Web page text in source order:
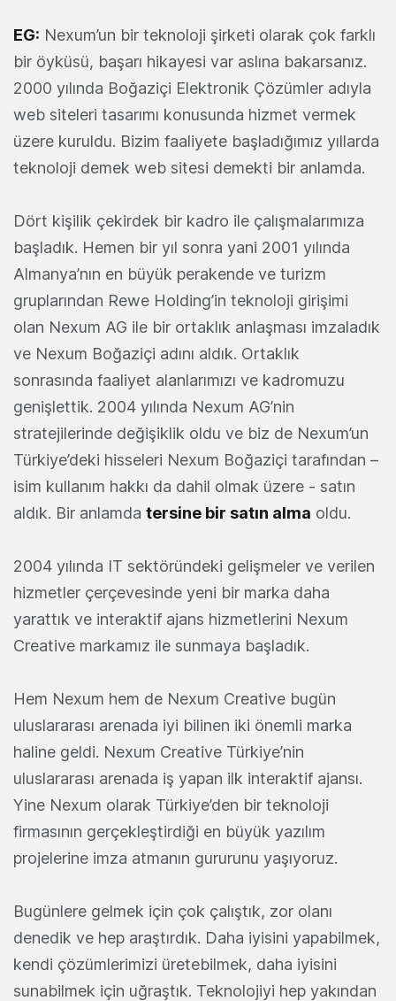
EG: Nexum’un bir teknoloji şirketi olarak çok farklı
bir öyküsü, başarı hikayesi var aslına bakarsanız.
2000 yılında Boğaziçi Elektronik Çözümler adıyla
web siteleri tasarımı konusunda hizmet vermek
üzere kuruldu. Bizim faaliyete başladığımız yıllarda
teknoloji demek web sitesi demekti bir anlamda.
Dört kişilik çekirdek bir kadro ile çalışmalarımıza
başladık. Hemen bir yıl sonra yani 2001 yılında
Almanya’nın en büyük perakende ve turizm
gruplarından Rewe Holding’in teknoloji girişimi
olan Nexum AG ile bir ortaklık anlaşması imzaladık
ve Nexum Boğaziçi adını aldık. Ortaklık
sonrasında faaliyet alanlarımızı ve kadromuzu
genişlettik. 2004 yılında Nexum AG’nin
stratejilerinde değişiklik oldu ve biz de Nexum’un
Türkiye’deki hisseleri Nexum Boğaziçi tarafından –
isim kullanım hakkı da dahil olmak üzere - satın
aldık. Bir anlamda tersine bir satın alma oldu.
2004 yılında IT sektöründeki gelişmeler ve verilen
hizmetler çerçevesinde yeni bir marka daha
yarattık ve interaktif ajans hizmetlerini Nexum
Creative markamız ile sunmaya başladık.
Hem Nexum hem de Nexum Creative bugün
uluslararası arenada iyi bilinen iki önemli marka
haline geldi. Nexum Creative Türkiye’nin
uluslararası arenada iş yapan ilk interaktif ajansı.
Yine Nexum olarak Türkiye’den bir teknoloji
firmasının gerçekleştirdiği en büyük yazılım
projelerine imza atmanın gururunu yaşıyoruz.
Bugünlere gelmek için çok çalıştık, zor olanı
denedik ve hep araştırdık. Daha iyisini yapabilmek,
kendi çözümlerimizi üretebilmek, daha iyisini
sunabilmek için uğraştık. Teknolojiyi hep yakından